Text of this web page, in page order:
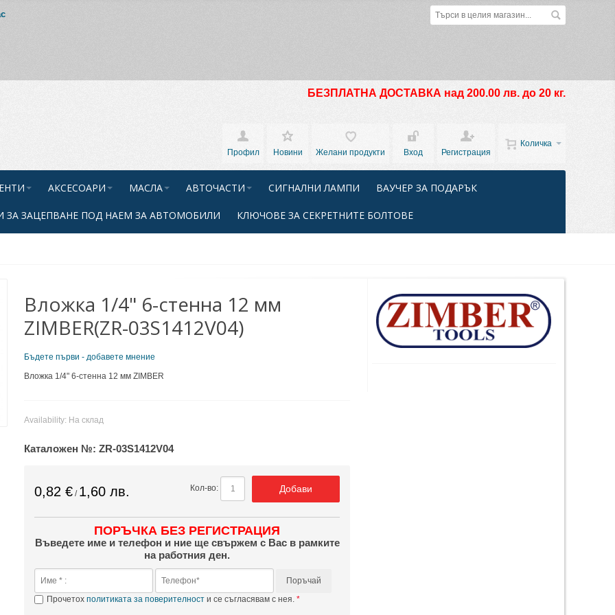
БЕЗПЛАТНА ДОСТАВКА над 200.00 лв. до 20 кг.
Количка
Профил
Новини Желани продукти Вход Регистрация
АКСЕСОАРИ МАСЛА АВТОЧАСТИ СИГНАЛНИ ЛАМПИ ВАУЧЕР ЗА ПОДАРЪК
ЗА ЗАЦЕПВАНЕ ПОД НАЕМ ЗА АВТОМОБИЛИ КЛЮЧОВЕ ЗА СЕКРЕТНИТЕ БОЛТОВЕ
Вложка 1/4" 6-стенна 12 мм
ZIMBER(ZR-03S1412V04)
Бъдете първи - добавете мнение
Вложка 1/4" 6-стенна 12 мм ZIMBER
Availability: На склад
Каталожен №:ZR-03S1412V04
0,82 € / 1,60 лв. Кол-во: Добави
ПОРЪЧКА БЕЗ РЕГИСТРАЦИЯ
Въведете име и телефон и ние ще свържем с Вас в рамките
на работния ден.
Поръчай
Прочетохполитиката за поверителност и се съгласявам с нея.